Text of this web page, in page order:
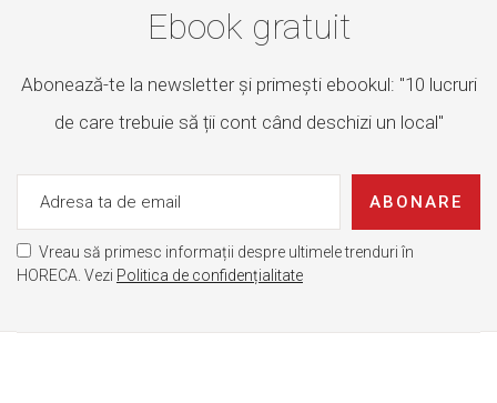
Ebook gratuit
Abonează-te la newsletter și primești ebookul: "10 lucruri
de care trebuie să ții cont când deschizi un local"
ABONARE
Vreau să primesc informații despre ultimele trenduri în
HORECA. Vezi Politica de confidențialitate